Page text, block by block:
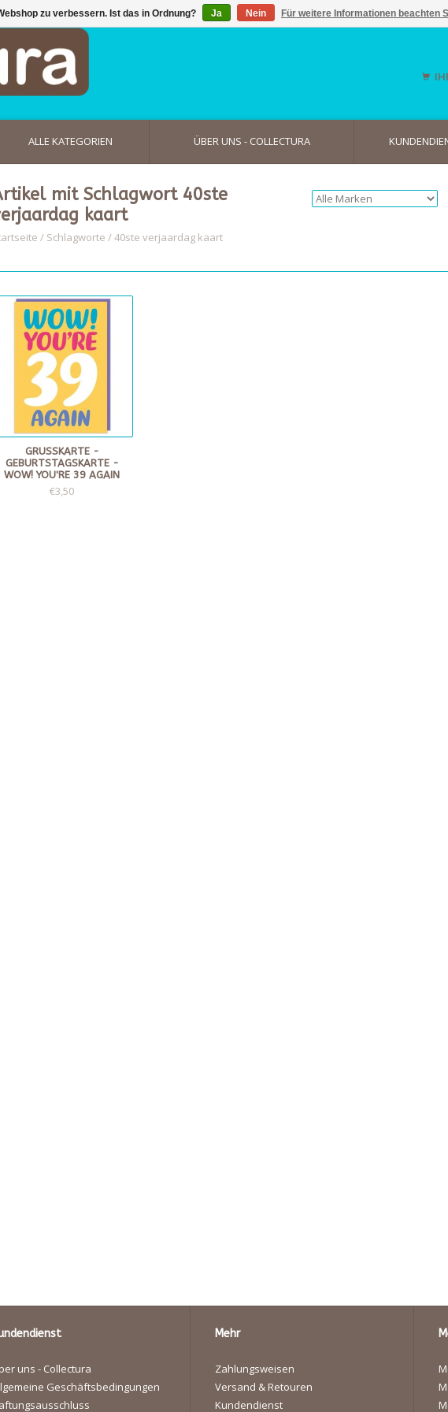
ALLE KATEGORIEN ÜBER UNS - COLLECTURA
mit Schlagwort 40ste
kaart
/ Schlagworte /40ste verjaardag kaart
GRUSSKARTE - G
EBURTSTAGSKARTE - W
OW! YOU'RE 39 AGAIN
€3,50
uns - Collectura
Geschäftsbedingungen
Mehr
Zahlungsweisen
Versand & Retouren
Kundendienst
zu verbessern. Ist das in Ordnung? Ja Nein Für weitere Informationen beachten